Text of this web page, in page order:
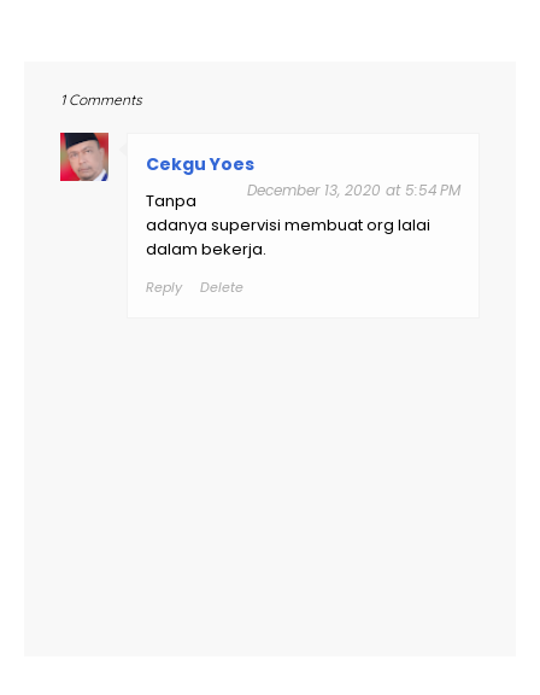
1 Comments
Cekgu Yoes
December 13, 2020 at 5:54 PM
Tanpa
adanya supervisi membuat org lalai
dalam bekerja.
Reply Delete